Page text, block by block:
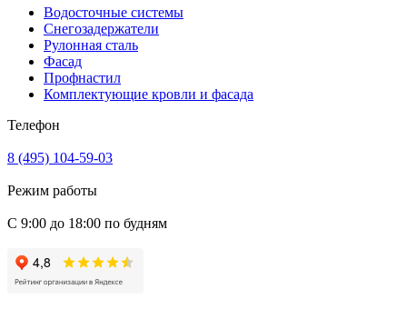
Водосточные системы
Снегозадержатели
Рулонная сталь
Фасад
Профнастил
Комплектующие кровли и фасада
Телефон
8 (495) 104-59-03
Режим работы
С 9:00 до 18:00 по будням